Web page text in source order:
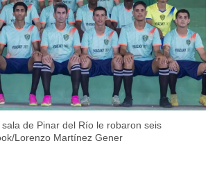
de Pinar del Río le robaron seis
Lorenzo Martínez Gener